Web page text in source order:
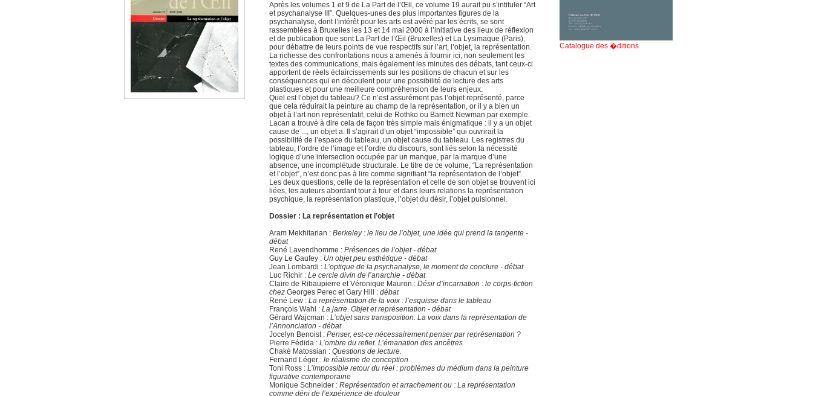
Après les volumes 1 et 9 de La Part de l’Œil, ce volume 19 aurait pu s’intituler “Art
et psychanalyse III”. Quelques-unes des plus importantes figures de la
psychanalyse, dont l’intérêt pour les arts est avéré par les écrits, se sont
rassemblées à Bruxelles les 13 et 14 mai 2000 à l’initiative des lieux de réflexion
et de publication que sont La Part de l’Œil (Bruxelles) et La Lysimaque (Paris),
pour débattre de leurs points de vue respectifs sur l’art, l’objet, la représentation.
La richesse des confrontations nous a amenés à fournir ici, non seulement les
textes des communications, mais également les minutes des débats, tant ceux-ci
apportent de réels éclaircissements sur les positions de chacun et sur les
conséquences qui en découlent pour une possibilité de lecture des arts
plastiques et pour une meilleure compréhension de leurs enjeux.
Quel est l’objet du tableau? Ce n’est assurément pas l’objet représenté, parce
que cela réduirait la peinture au champ de la représentation, or il y a bien un
objet à l’art non représentatif, celui de Rothko ou Barnett Newman par exemple.
Lacan a trouvé à dire cela de façon très simple mais énigmatique : il y a un objet
cause de ..., un objet a. Il s’agirait d’un objet “impossible” qui ouvrirait la
possibilité de l’espace du tableau, un objet cause du tableau. Les registres du
tableau, l’ordre de l’image et l’ordre du discours, sont liés selon la nécessité
logique d’une intersection occupée par un manque, par la marque d’une
absence, une incomplétude structurale. Le titre de ce volume, “La représentation
et l’objet”, n’est donc pas à lire comme signifiant “la représentation de l’objet”.
Les deux questions, celle de la représentation et celle de son objet se trouvent ici
liées, les auteurs abordant tour à tour et dans leurs relations la représentation
psychique, la représentation plastique, l’objet du désir, l’objet pulsionnel.
Dossier : La représentation et l’objet
Aram Mekhitarian : Berkeley : le lieu de l’objet, une idée qui prend la tangente -
débat
René Lavendhomme : Présences de l’objet - débat
Guy Le Gaufey : Un objet peu esthétique - débat
Jean Lombardi : L’optique de la psychanalyse, le moment de conclure - débat
Luc Richir : Le cercle divin de l’anarchie - débat
Claire de Ribaupierre et Véronique Mauron : Désir d’incarnation : le corps-fiction
chez Georges Perec et Gary Hill : débat
René Lew : La représentation de la voix : l’esquisse dans le tableau
François Wahl :La jarre. Objet et représentation - débat
Gérard Wajcman : L’objet sans transposition. La voix dans la représentation de
l’Annonciation - débat
Jocelyn Benoist : Penser, est-ce nécessairement penser par représentation ?
Pierre Fédida :L’ombre du reflet. L’émanation des ancêtres
Chakè Matossian : Questions de lecture.
Fernand Léger :le réalisme de conception
Toni Ross : L’impossible retour du réel : problèmes du médium dans la peinture
figurative contemporaine
Monique Schneider : Représentation et arrachement ou : La représentation
comme déni de l’expérience de douleur
Catalogue des �ditions